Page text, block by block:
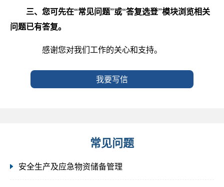
三、您可先在“常见问题”或“答复选登”模块浏览相关
问题已有答复。
感谢您对我们工作的关心和支持。
我要写信
常见问题
安全生产及应急物资储备管理